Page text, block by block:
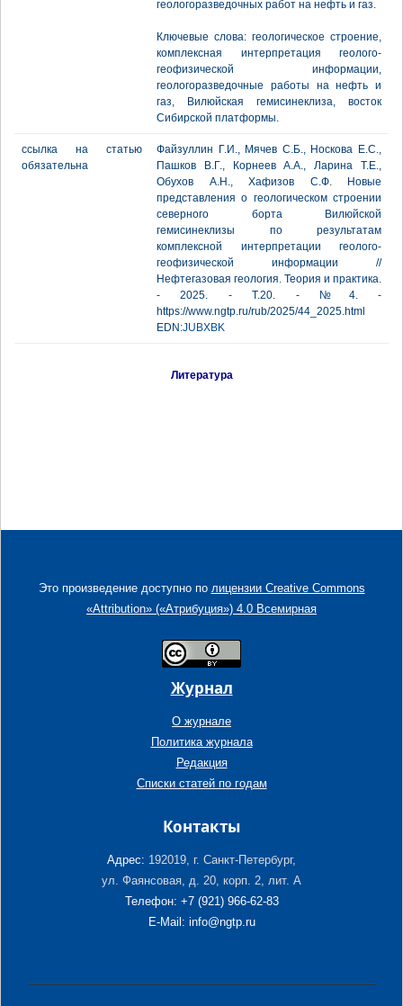
геологоразведочных работ на нефть и газ.
Ключевые слова: геологическое строение,
комплексная интерпретация геолого-
геофизической информации,
геологоразведочные работы на нефть и
газ, Вилюйская гемисинеклиза, восток
Сибирской платформы.
ссылка на статью
обязательна
Файзуллин Г.И., Мячев С.Б., Носкова Е.С.,
Пашков В.Г., Корнеев А.А., Ларина Т.Е.,
Обухов А.Н., Хафизов С.Ф. Новые
представления о геологическом строении
северного борта Вилюйской
гемисинеклизы по результатам
комплексной интерпретации геолого-
геофизической информации //
Нефтегазовая геология. Теория и практика.
- 2025. - Т.20. - №4. -
https://www.ngtp.ru/rub/2025/44_2025.html
EDN:JUBXBK
Литература
Это произведение доступно по лицензии Creative Commons
«Attribution» («Атрибуция») 4.0 Всемирная
Журнал
О журнале
Политика журнала
Редакция
Списки статей по годам
Контакты
Адрес: 192019, г. Санкт-Петербург,
ул. Фаянсовая, д. 20, корп. 2, лит. А
Телефон: +7 (921) 966-62-83
E-Mail: info@ngtp.ru